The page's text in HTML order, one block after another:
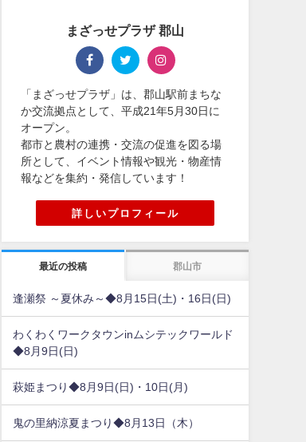
まざっせプラザ 郡山
「まざっせプラザ」は、郡山駅前まちな
か交流拠点として、平成21年5月30日に
オープン。
都市と農村の連携・交流の促進を図る場
所として、イベント情報や観光・物産情
報などを集約・発信しています！
詳しいプロフィール
最近の投稿 郡山市
逢瀬祭 ～夏休み～◆8月15日(土)・16日(日)
わくわくワークタウンinムシテックワールド
◆8月9日(日)
萩姫まつり◆8月9日(日)・10日(月)
鬼の里納涼夏まつり◆8月13日（木）